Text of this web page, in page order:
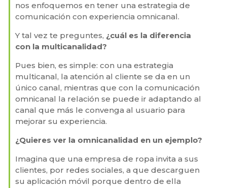
nos enfoquemos en tener una estrategia de
comunicación con experiencia omnicanal.
Y tal vez te preguntes, ¿cuál es la diferencia
con la multicanalidad?
Pues bien, es simple: con una estrategia
multicanal, la atención al cliente se da en un
único canal, mientras que con la comunicación
omnicanal la relación se puede ir adaptando al
canal que más le convenga al usuario para
mejorar su experiencia.
¿Quieres ver la omnicanalidad en un ejemplo?
Imagina que una empresa de ropa invita a sus
clientes, por redes sociales, a que descarguen
su aplicación móvil porque dentro de ella